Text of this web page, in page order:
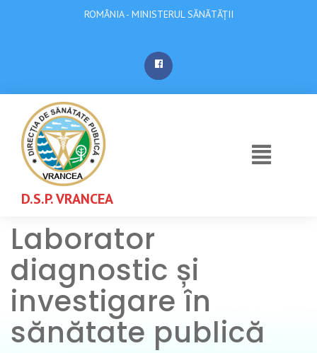
ROMÂNIA - MINISTERUL SĂNĂTĂȚII
D.S.P. VRANCEA
Laborator
diagnostic și
investigare în
sănătate publică